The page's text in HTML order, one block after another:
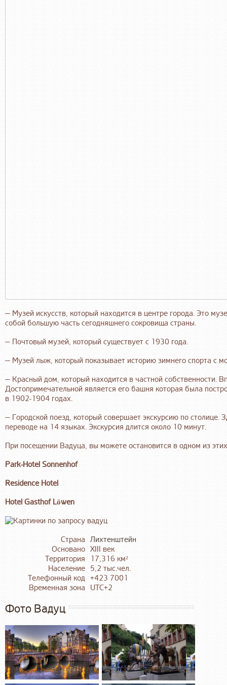
— Музей искусств, который находится в центре города. Это
собой большую часть сегодняшнего сокровища страны.
— Почтовый музей, который существует с 1930 года.
— Музей лыж, который показывает историю зимнего спорта с
— Красный дом, который находится в частной собственности.
Достопримечательной является его башня которая была
в 1902-1904 годах.
— Городской поезд, который совершает экскурсию по столице.
переводе на 14 языках. Экскурсия длится около 10 минут.
При посещении Вадуца, вы можете остановится в одном из
Park-Hotel Sonnenhof
Residence Hotel
Hotel Gasthof Löwen
Страна Лихтенштейн
Основано XIII век
Территория
17,316 км²
Население 5,2 тыс.чел.
Телефонный код +423 7001
Временная зона
UTC+2
Фото Вадуц